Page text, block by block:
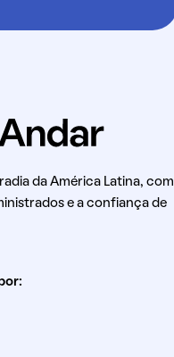
da América Latina, com
e a confiança de